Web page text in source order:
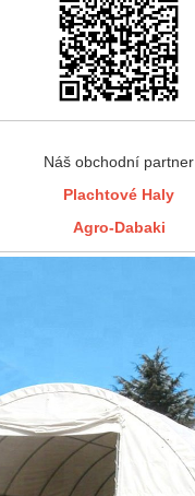
Náš obchodní partner
Plachtové Haly
Agro-Dabaki